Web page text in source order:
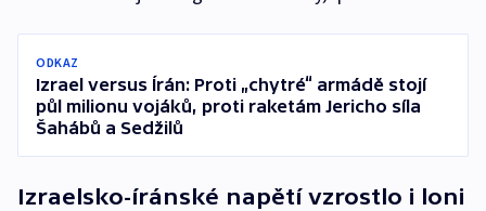
ODKAZ
Izrael versus Írán: Proti „chytré“ armádě stojí
půl milionu vojáků, proti raketám Jericho síla
Šahábů a Sedžilů
Izraelsko-íránské napětí vzrostlo i loni